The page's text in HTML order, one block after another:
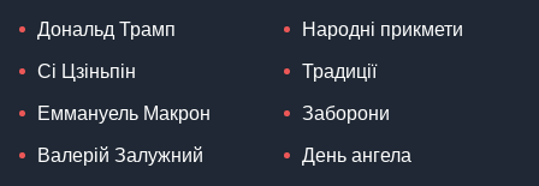
Дональд Трамп
Сі Цзіньпін
Еммануель Макрон
Валерій Залужний
Народні прикмети
Традиції
Заборони
День ангела